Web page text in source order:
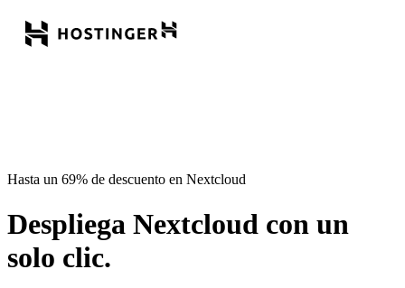
Hasta un 69% de descuento en Nextcloud
Despliega Nextcloud con un
solo clic.